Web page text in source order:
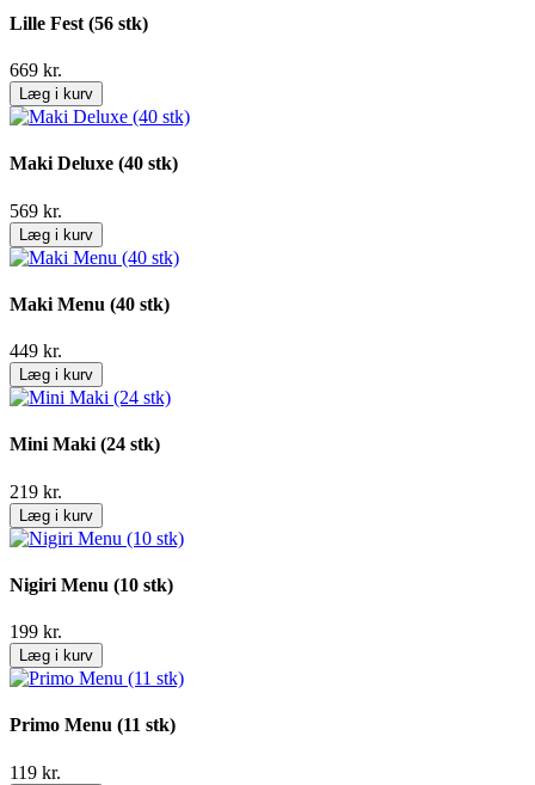
Lille Fest (56 stk)
669 kr.
Læg i kurv
Maki Deluxe (40 stk)
569 kr.
Læg i kurv
Maki Menu (40 stk)
449 kr.
Læg i kurv
Mini Maki (24 stk)
219 kr.
Læg i kurv
Nigiri Menu (10 stk)
199 kr.
Læg i kurv
Primo Menu (11 stk)
119 kr.